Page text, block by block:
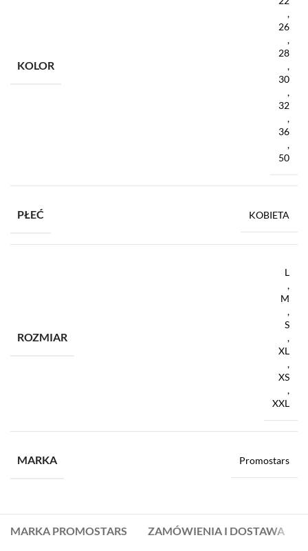
KOLOR
,
26
,
28
,
30
,
32
,
36
,
50
PŁEĆ KOBIETA
ROZMIAR
L
,
M
,
S
,
XL
,
XS
,
XXL
MARKA Promostars
MARKA PROMOSTARS ZAMÓWIENIA I DOSTAWA